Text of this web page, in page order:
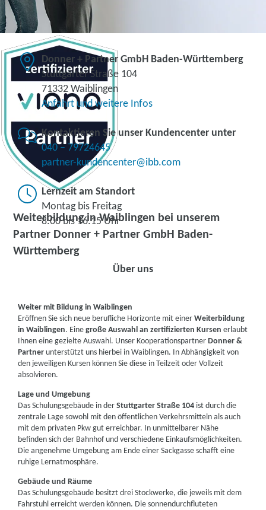
Weiterbildung in Waiblingen bei unserem
Partner Donner + Partner GmbH Baden-
Württemberg
Donner + Partner GmbH Baden-Württemberg
Stuttgarter Straße 104
71332 Waiblingen
Anfahrt und weitere Infos
Kontaktieren Sie unser Kundencenter unter
040 – 79724645
partner-kundencenter@ibb.com
Lernzeit am Standort
Montag bis Freitag
8.00 bis 16.15 Uhr
Über uns
Weiter mit Bildung in Waiblingen
Eröffnen Sie sich neue berufliche Horizonte mit einerWeiterbildung
in Waiblingen. Einegroße Auswahl an zertifizierten Kursen erlaubt
Ihnen eine gezielte Auswahl. Unser KooperationspartnerDonner &
Partner unterstützt uns hierbei in Waiblingen. In Abhängigkeit von
den jeweiligen Kursen können Sie diese in Teilzeit oder Vollzeit
absolvieren.
Lage und Umgebung
Das Schulungsgebäude in derStuttgarter Straße 104 ist durch die
zentrale Lage sowohl mit den öffentlichen Verkehrsmitteln als auch
mit dem privaten Pkw gut erreichbar. In unmittelbarer Nähe
befinden sich der Bahnhof und verschiedene Einkaufsmöglichkeiten.
Die angenehme Umgebung am Ende einer Sackgasse schafft eine
ruhige Lernatmosphäre.
Gebäude und Räume
Das Schulungsgebäude besitzt drei Stockwerke, die jeweils mit dem
Fahrstuhl erreicht werden können. Die sonnendurchfluteten